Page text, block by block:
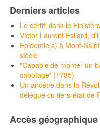
Derniers articles
Le certif' dans le Finistère
Victor Laurent Esliard,
Epidémie(s) à Mont-
siècle
"Capable de monter un
cabotage" (1785)
Un ancêtre dans la
délégué du tiers-état de
Accès géographique